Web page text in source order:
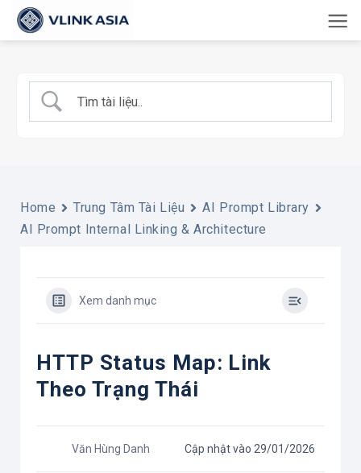
qua
dung
Home Trung Tâm Tài Liệu
AI Prompt Library
AI Prompt Internal Linking & Architecture
Xem danh mục
HTTP Status Map: Link
Theo Trạng Thái
Văn Hùng Danh Cập nhật vào 29/01/2026